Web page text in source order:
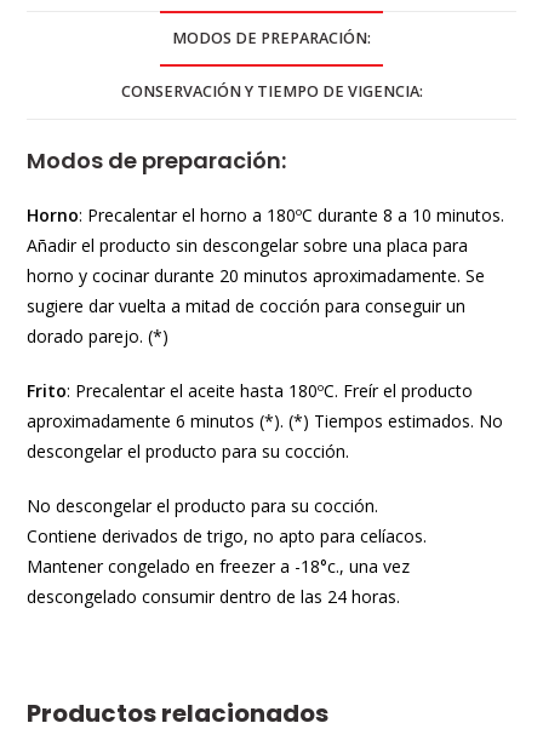
MODOS DE PREPARACIÓN:
CONSERVACIÓN Y TIEMPO DE VIGENCIA:
Modos de preparación:
Horno: Precalentar el horno a 180ºC durante 8 a 10 minutos.
Añadir el producto sin descongelar sobre una placa para
horno y cocinar durante 20 minutos aproximadamente. Se
sugiere dar vuelta a mitad de cocción para conseguir un
dorado parejo. (*)
Frito: Precalentar el aceite hasta 180ºC. Freír el producto
aproximadamente 6 minutos (*). (*) Tiempos estimados. No
descongelar el producto para su cocción.
No descongelar el producto para su cocción.
Contiene derivados de trigo, no apto para celíacos.
Mantener congelado en freezer a -18°c., una vez
descongelado consumir dentro de las 24 horas.
Productos relacionados